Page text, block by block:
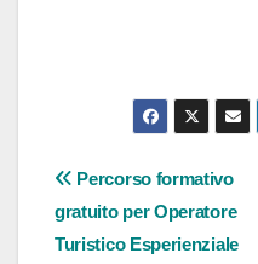
Navigazione
articoli
Percorso formativo
gratuito per Operatore
Turistico Esperienziale